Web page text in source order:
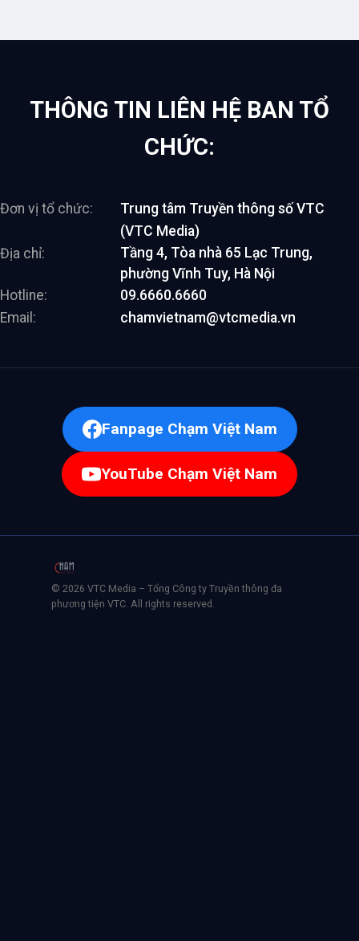
THÔNG TIN LIÊN HỆ BAN TỔ
CHỨC:
Đơn vị tổ chức:
Trung tâm Truyền thông số VTC
(VTC Media)
Địa chỉ:
Tầng 4, Tòa nhà 65 Lạc Trung,
phường Vĩnh Tuy, Hà Nội
Hotline:
09.6660.6660
Email:
chamvietnam@vtcmedia.vn
Fanpage Chạm Việt Nam
YouTube Chạm Việt Nam
© 2026 VTC Media – Tổng Công ty Truyền thông đa
phương tiện VTC. All rights reserved.